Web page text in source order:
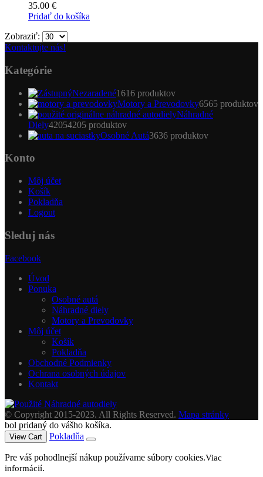
35.00 €
Pridať do košíka
Zobraziť:
Kontaktujte nás!
Kategórie
Nezaradené1616 produktov
Motory a Prevodovky6565 produktov
Náhradné
Diely42054205 produktov
Osobné Autá3636 produktov
Konto
Môj účet
Košík
Pokladňa
Logout
Sleduj nás
Facebook
Úvod
Ponuka
Osobné autá
Náhradné diely
Motory a Prevodovky
Môj účet
Košík
Pokladňa
Obchodné Podmienky
Ochrana osobných údajov
Kontakt
© Copyright 2015-2023. All Rights Reserved. Mapa stránky
bol pridaný do vášho košíka.
View Cart Pokladňa
Pre váš pohodlnejší nákup používame súbory cookies.Viac
informácií.